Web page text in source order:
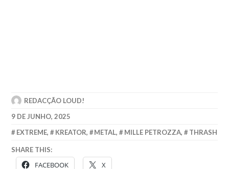
REDACÇÃO LOUD!
9 DE JUNHO, 2025
EXTREME, KREATOR, METAL, MILLE PETROZZA, THRASH
SHARE THIS:
FACEBOOK X